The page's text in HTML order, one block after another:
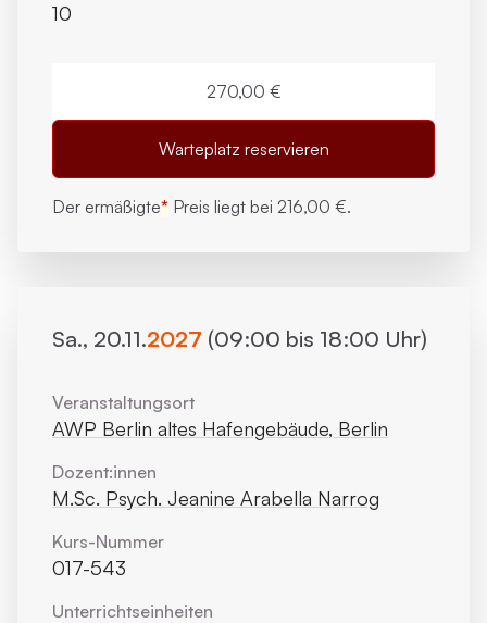
10
270,00 €
Warteplatz reservieren
Der ermäßigte* Preis liegt bei 216,00 €.
Sa., 20.11.2027 (09:00 bis 18:00 Uhr)
Veranstaltungsort
AWP Berlin altes Hafengebäude, Berlin
Dozent:innen
M.Sc. Psych. Jeanine Arabella Narrog
Kurs-Nummer
017-543
Unterrichts­einheiten